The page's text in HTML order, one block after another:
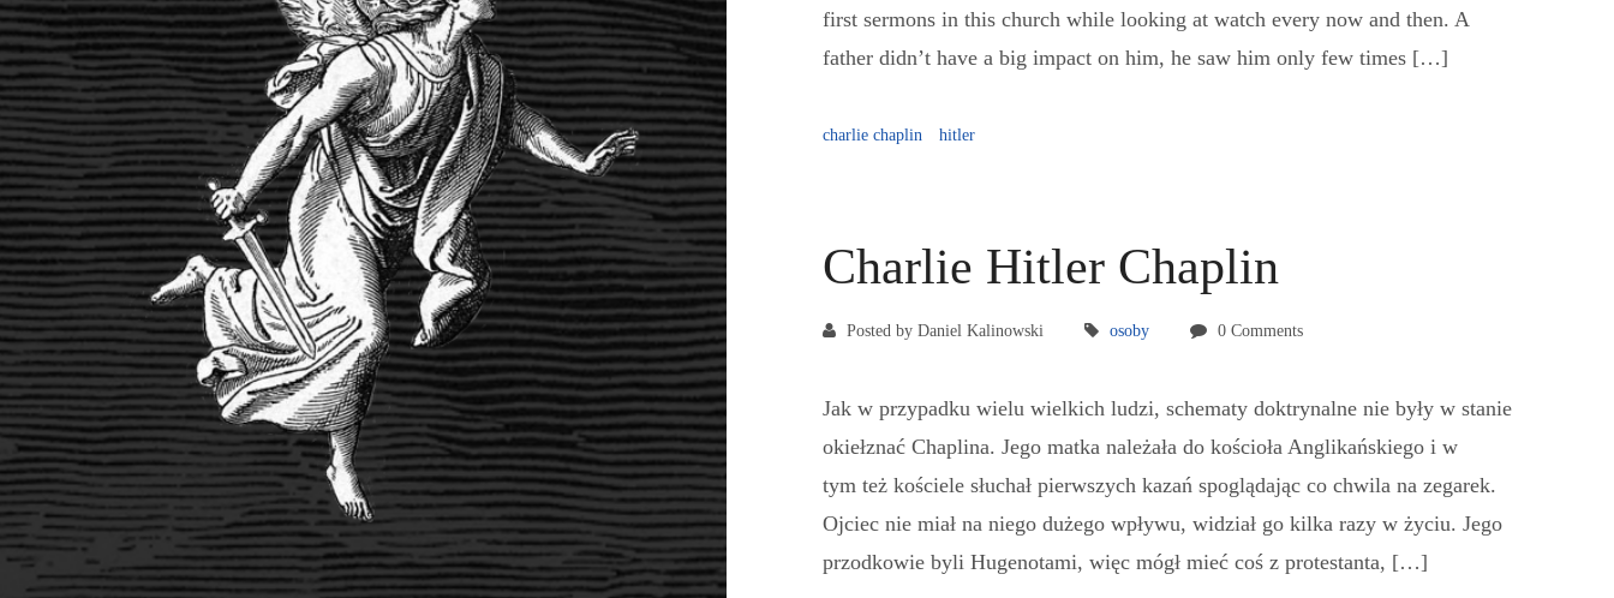
first sermons in this church while looking at watch every now and then. A
father didn’t have a big impact on him, he saw him only few times […]
charlie chaplin hitler
Charlie Hitler Chaplin
Posted by Daniel Kalinowski osoby 0 Comments
Jak w przypadku wielu wielkich ludzi, schematy doktrynalne nie były w stanie
okiełznać Chaplina. Jego matka należała do kościoła Anglikańskiego i w
tym też kościele słuchał pierwszych kazań spoglądając co chwila na zegarek.
Ojciec nie miał na niego dużego wpływu, widział go kilka razy w życiu. Jego
przodkowie byli Hugenotami, więc mógł mieć coś z protestanta, […]